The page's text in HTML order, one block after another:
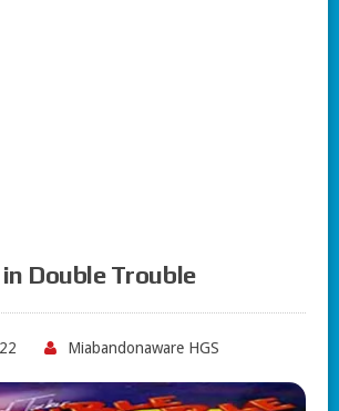
Double Trouble
Miabandonaware HGS